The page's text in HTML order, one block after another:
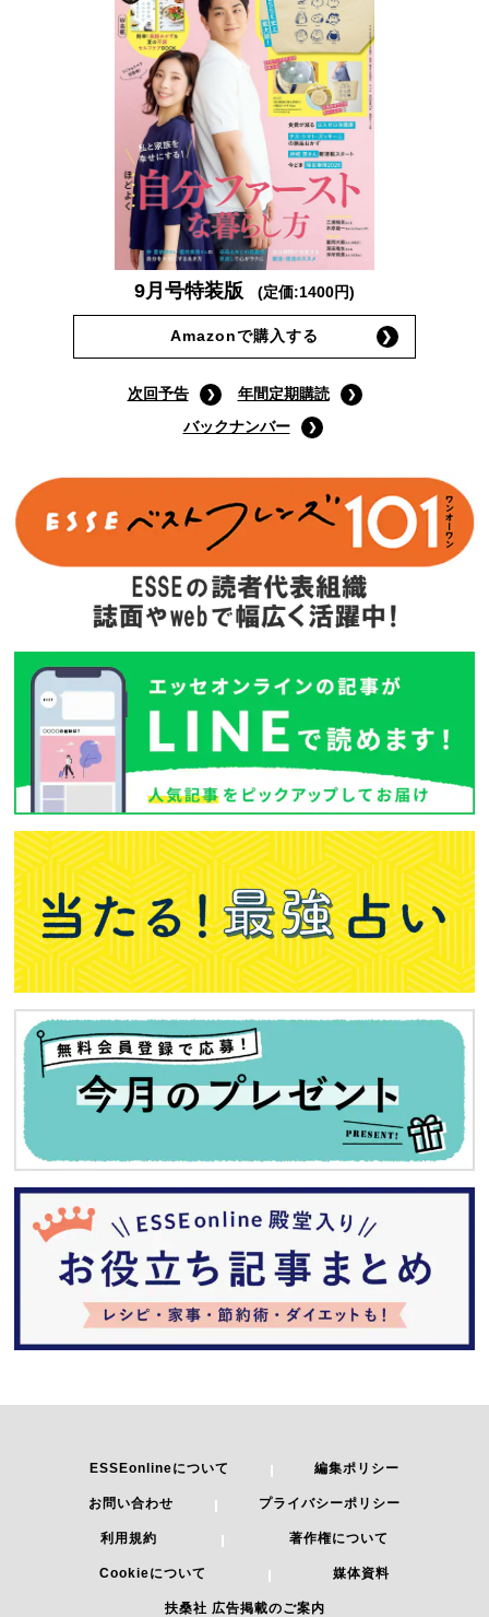
9月号特装版 (定価:1400円)
Amazonで購入する
次回予告
年間定期購読
バックナンバー
ESSEonlineについて 編集ポリシー
お問い合わせ プライバシーポリシー
利用規約 著作権について
Cookieについて 媒体資料
扶桑社 広告掲載のご案内